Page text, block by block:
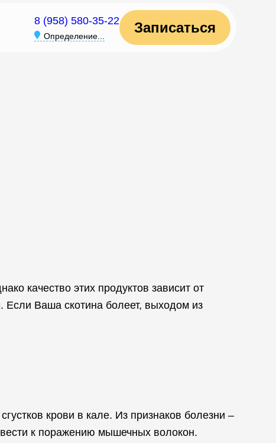
8 (958) 580-35-22
Определение...
Записаться
качество этих продуктов зависит от
Если Ваша скотина болеет, выходом из
крови в кале. Из признаков болезни –
к поражению мышечных волокон.